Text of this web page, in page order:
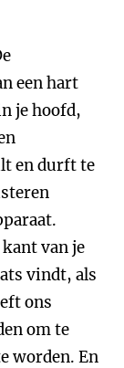
een hart
je hoofd,
en durft te
van je
vindt, als
ons
om te
worden. En